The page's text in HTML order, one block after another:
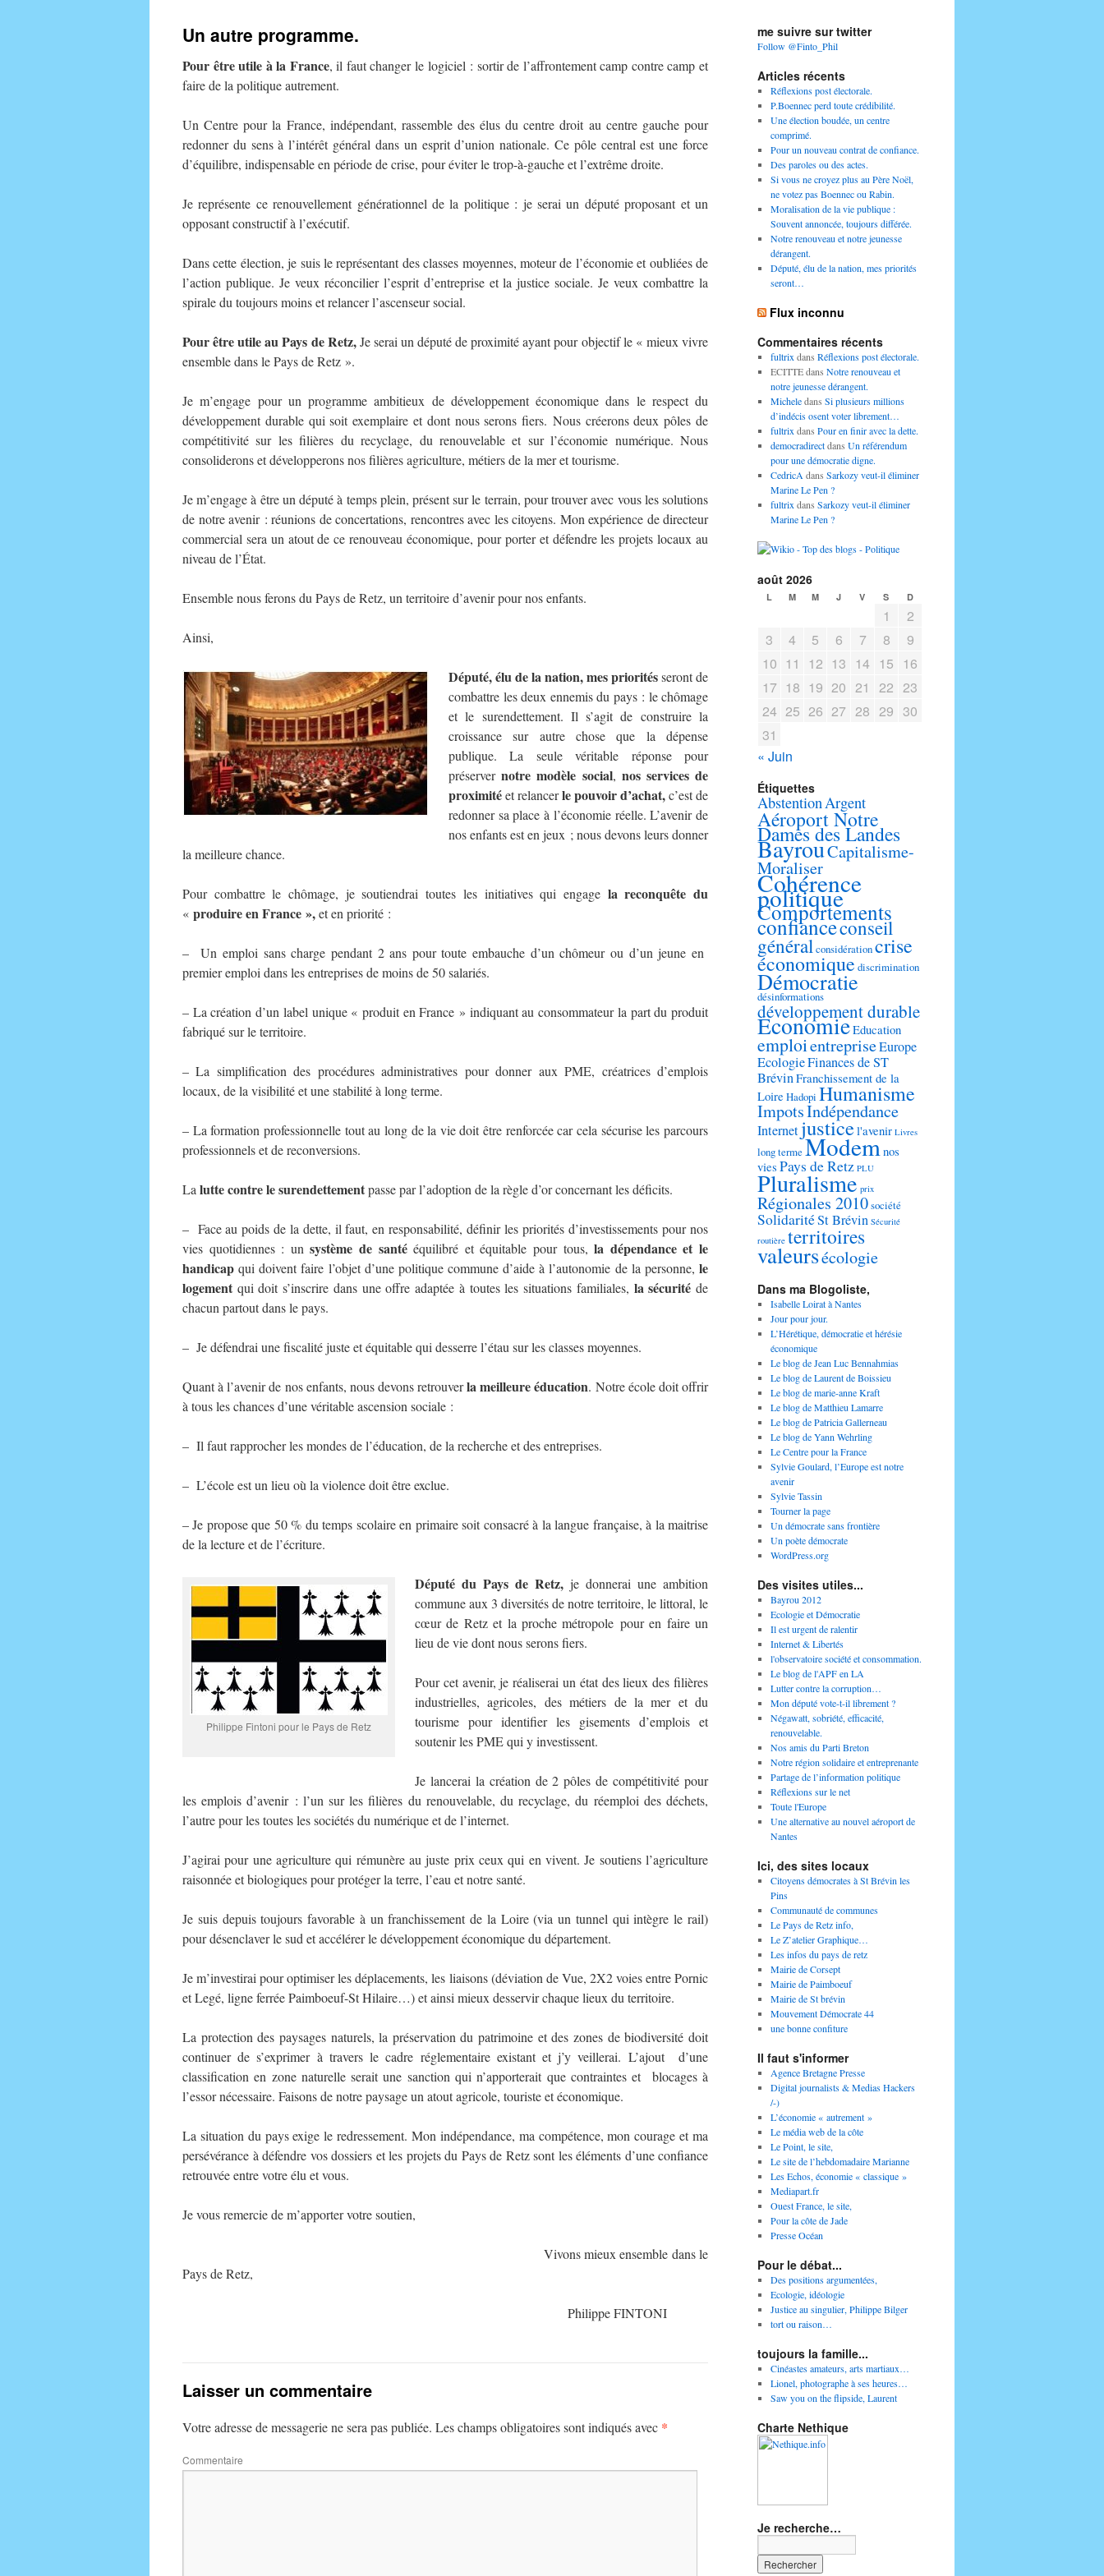
contenu
Un autre programme.
Pour être utile à la France, il faut changer le logiciel : sortir de l’affrontement camp contre camp et
faire de la politique autrement.
Un Centre pour la France, indépendant, rassemble des élus du centre droit au centre gauche pour
redonner du sens à l’intérêt général dans un esprit d’union nationale. Ce pôle central est une force
d’équilibre, indispensable en période de crise, pour éviter le trop-à-gauche et l’extrême droite.
Je représente ce renouvellement générationnel de la politique : je serai un député proposant et un
opposant constructif à l’exécutif.
Dans cette élection, je suis le représentant des classes moyennes, moteur de l’économie et oubliées de
l’action publique. Je veux réconcilier l’esprit d’entreprise et la justice sociale. Je veux combattre la
spirale du toujours moins et relancer l’ascenseur social.
Pour être utile au Pays de Retz,Je serai un député de proximité ayant pour objectif le « mieux vivre
ensemble dans le Pays de Retz ».
Je m’engage pour un programme ambitieux de développement économique dans le respect du
développement durable qui soit exemplaire et dont nous serons fiers. Nous créerons deux pôles de
compétitivité sur les filières du recyclage, du renouvelable et sur l’économie numérique. Nous
consoliderons et développerons nos filières agriculture, métiers de la mer et tourisme.
Je m’engage à être un député à temps plein, présent sur le terrain, pour trouver avec vous les solutions
de notre avenir : réunions de concertations, rencontres avec les citoyens. Mon expérience de directeur
commercial sera un atout de ce renouveau économique, pour porter et défendre les projets locaux au
niveau de l’État.
Ensemble nous ferons du Pays de Retz, un territoire d’avenir pour nos enfants.
Ainsi,
Député, élu de la nation, mes prioritésseront de
combattre les deux ennemis du pays : le chômage
et le surendettement. Il s’agit de construire la
croissance sur autre chose que la dépense
publique. La seule véritable réponse pour
préservernotre modèle social, nos services de
proximitéet relancerle pouvoir d’achat,c’est de
redonner sa place à l’économie réelle. L’avenir de
nos enfants est en jeux ; nous devons leurs donner
la meilleure chance.
Pour combattre le chômage, je soutiendrai toutes les initiatives qui engage la reconquête du
« produire en France »,et en priorité :
– Un emploi sans charge pendant 2 ans pour toute embauche d’un chômeur ou d’un jeune en
premier emploi dans les entreprises de moins de 50 salariés.
– La création d’un label unique « produit en France » indiquant au consommateur la part du produit
fabriqué sur le territoire.
– La simplification des procédures administratives pour donner aux PME, créatrices d’emplois
locaux, de la visibilité et une stabilité à long terme.
– La formation professionnelle tout au long de la vie doit être renforcée car cela sécurise les parcours
professionnels et de reconversions.
La lutte contre le surendettementpasse par l’adoption de la règle d’or concernant les déficits.
– Face au poids de la dette, il faut, en responsabilité, définir les priorités d’investissements pour nos
vies quotidiennes : unsystème de santééquilibré et équitable pour tous,la dépendance et le
handicap qui doivent faire l’objet d’une politique commune d’aide à l’autonomie de la personne, le
logement qui doit s’inscrire dans une offre adaptée à toutes les situations familiales, la sécurité de
chacun partout dans le pays.
– Je défendrai une fiscalité juste et équitable qui desserre l’étau sur les classes moyennes.
Quant à l’avenir de nos enfants, nous devons retrouverla meilleure éducation. Notre école doit offrir
à tous les chances d’une véritable ascension sociale :
– Il faut rapprocher les mondes de l’éducation, de la recherche et des entreprises.
– L’école est un lieu où la violence doit être exclue.
– Je propose que 50 % du temps scolaire en primaire soit consacré à la langue française, à la maitrise
de la lecture et de l’écriture.
Philippe Fintoni pour le Pays de Retz
Député du Pays de Retz, je donnerai une ambition
commune aux 3 diversités de notre territoire, le littoral, le
cœur de Retz et la proche métropole pour en faire un
lieu de vie dont nous serons fiers.
Pour cet avenir, je réaliserai un état des lieux des filières
industrielles, agricoles, des métiers de la mer et du
tourisme pour identifier les gisements d’emplois et
soutenir les PME qui y investissent.
Je lancerai la création de 2 pôles de compétitivité pour
les emplois d’avenir : l’un sur les filières du renouvelable, du recyclage, du réemploi des déchets,
l’autre pour les toutes les sociétés du numérique et de l’internet.
J’agirai pour une agriculture qui rémunère au juste prix ceux qui en vivent. Je soutiens l’agriculture
raisonnée et biologiques pour protéger la terre, l’eau et notre santé.
Je suis depuis toujours favorable à un franchissement de la Loire (via un tunnel qui intègre le rail)
pour désenclaver le sud et accélérer le développement économique du département.
Je m’investirai pour optimiser les déplacements, les liaisons (déviation de Vue, 2X2 voies entre Pornic
et Legé, ligne ferrée Paimboeuf-St Hilaire…) et ainsi mieux desservir chaque lieux du territoire.
La protection des paysages naturels, la préservation du patrimoine et des zones de biodiversité doit
continuer de s’exprimer à travers le cadre réglementaire existant et j’y veillerai. L’ajout d’une
classification en zone naturelle serait une sanction qui n’apporterait que contraintes et blocages à
l’essor nécessaire. Faisons de notre paysage un atout agricole, touriste et économique.
La situation du pays exige le redressement. Mon indépendance, ma compétence, mon courage et ma
persévérance à défendre vos dossiers et les projets du Pays de Retz sont les éléments d’une confiance
retrouvée entre votre élu et vous.
Je vous remercie de m’apporter votre soutien,
Vivons mieux ensemble dans le
Pays de Retz,
Philippe FINTONI
Laisser un commentaire
Votre adresse de messagerie ne sera pas publiée. Les champs obligatoires sont indiqués avec *
Commentaire
me suivre sur twitter
Follow @Finto_Phil
Articles récents
Réflexions post électorale.
P.Boennec perd toute crédibilité.
Une élection boudée, un centre
comprimé.
Pour un nouveau contrat de confiance.
Des paroles ou des actes.
Si vous ne croyez plus au Père Noël,
ne votez pas Boennec ou Rabin.
Moralisation de la vie publique :
Souvent annoncée, toujours différée.
Notre renouveau et notre jeunesse
dérangent.
Député, élu de la nation, mes priorités
seront…
Flux inconnu
Commentaires récents
fultrix dans Réflexions post électorale.
ECITTEdans Notre renouveau et
notre jeunesse dérangent.
Micheledans Si plusieurs millions
d’indécis osent voter librement…
fultrix dans Pour en finir avec la dette.
democradirectdans Un référendum
pour une démocratie digne.
CedricA dans Sarkozy veut-il éliminer
Marine Le Pen ?
fultrix dans Sarkozy veut-il éliminer
Marine Le Pen ?
août 2026
L M M J V S D
« Juin
1
2
3
4 5 6 7 8
9
10 11 12 13 14 15 16
17 18 19 20 21 22 23
24 25 26 27 28 29 30
31
Étiquettes
AbstentionArgent
Aéroport Notre
Dames des Landes
BayrouCapitalisme-
Moraliser
Cohérence
politique
Comportements
confianceconseil
généralconsidérationcrise
économique discrimination
Démocratie
désinformations
développement durable
EconomieEducation
emploientrepriseEurope
EcologieFinances de ST
BrévinFranchissement de la
Loire Hadopi Humanisme
ImpotsIndépendance
Internetjusticel'avenir Livres
long termeModemnos
vies Pays de Retz PLU
Pluralisme prix
Régionales 2010société
SolidaritéSt Brévin Sécurité
routière territoires
valeursécologie
Dans ma Blogoliste,
Isabelle Loirat à Nantes
Jour pour jour.
L’Hérétique, démocratie et hérésie
économique
Le blog de Jean Luc Bennahmias
Le blog de Laurent de Boissieu
Le blog de marie-anne Kraft
Le blog de Matthieu Lamarre
Le blog de Patricia Gallerneau
Le blog de Yann Wehrling
Le Centre pour la France
Sylvie Goulard, l’Europe est notre
avenir
Sylvie Tassin
Tourner la page
Un démocrate sans frontière
Un poète démocrate
WordPress.org
Des visites utiles...
Bayrou 2012
Ecologie et Démocratie
Il est urgent de ralentir
Internet & Libertés
l'observatoire société et consommation.
Le blog de l'APF en LA
Lutter contre la corruption…
Mon député vote-t-il librement ?
Négawatt, sobriété, efficacité,
renouvelable.
Nos amis du Parti Breton
Notre région solidaire et entreprenante
Partage de l’information politique
Réflexions sur le net
Toute l'Europe
Une alternative au nouvel aéroport de
Nantes
Ici, des sites locaux
Citoyens démocrates à St Brévin les
Pins
Communauté de communes
Le Pays de Retz info,
Le Z’atelier Graphique…
Les infos du pays de retz
Mairie de Corsept
Mairie de Paimboeuf
Mairie de St brévin
Mouvement Démocrate 44
une bonne confiture
Il faut s'informer
Agence Bretagne Presse
Digital journalists & Medias Hackers
/-)
L’économie « autrement »
Le média web de la côte
Le Point, le site,
Le site de l’hebdomadaire Marianne
Les Echos, économie « classique »
Mediapart.fr
Ouest France, le site,
Pour la côte de Jade
Presse Océan
Pour le débat...
Des positions argumentées,
Ecologie, idéologie
Justice au singulier, Philippe Bilger
tort ou raison…
toujours la famille...
Cinéastes amateurs, arts martiaux…
Lionel, photographe à ses heures…
Saw you on the flipside, Laurent
Charte Nethique
Je recherche…